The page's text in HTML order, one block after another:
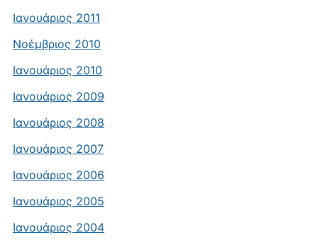
Ιανουάριος 2011
Νοέμβριος 2010
Ιανουάριος 2010
Ιανουάριος 2009
Ιανουάριος 2008
Ιανουάριος 2007
Ιανουάριος 2006
Ιανουάριος 2005
Ιανουάριος 2004